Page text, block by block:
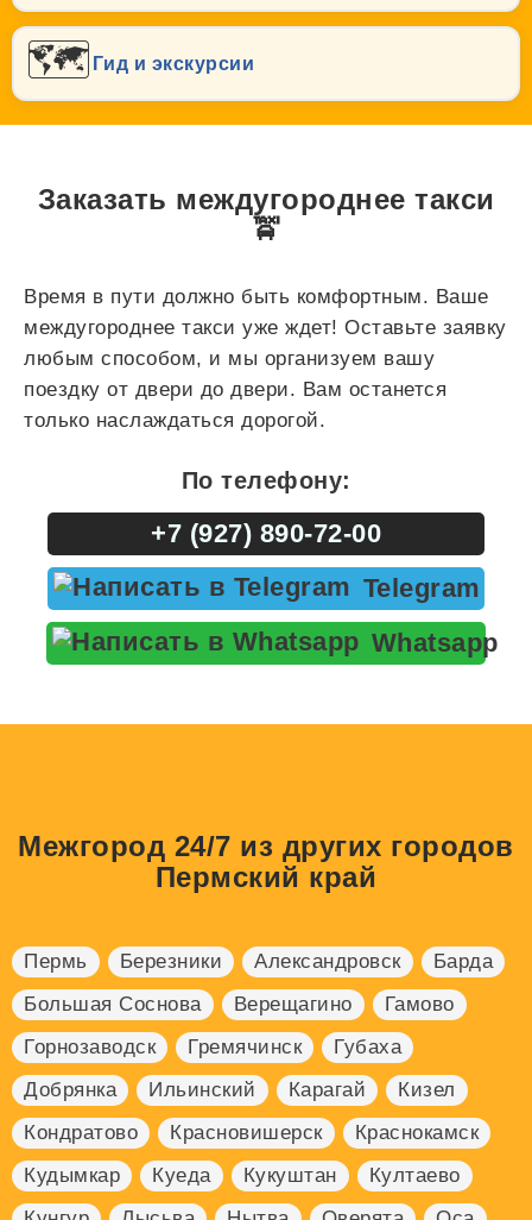
🗺️ Гид и экскурсии
Заказать междугороднее такси
🚖
Время в пути должно быть комфортным. Ваше
междугороднее такси уже ждет! Оставьте заявку
любым способом, и мы организуем вашу
поездку от двери до двери. Вам останется
только наслаждаться дорогой.
По телефону:
+7 (927) 890-72-00
Telegram
Whatsapp
Межгород 24/7 из других городов
Пермский край
Пермь Березники Александровск
Барда
Большая Соснова
Верещагино
Гамово
Горнозаводск
Гремячинск
Губаха
Добрянка
Ильинский Карагай
Кизел
Кондратово
Красновишерск
Краснокамск
Кудымкар
Куеда Кукуштан
Култаево